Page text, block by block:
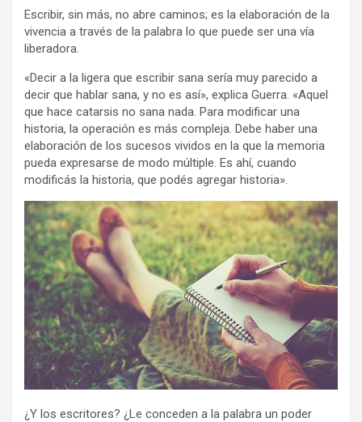
Escribir, sin más, no abre caminos; es la elaboración de la
vivencia a través de la palabra lo que puede ser una vía
liberadora.
«Decir a la ligera que escribir sana sería muy parecido a
decir que hablar sana, y no es así», explica Guerra. «Aquel
que hace catarsis no sana nada. Para modificar una
historia, la operación es más compleja. Debe haber una
elaboración de los sucesos vividos en la que la memoria
pueda expresarse de modo múltiple. Es ahí, cuando
modificás la historia, que podés agregar historia».
¿Y los escritores? ¿Le conceden a la palabra un poder